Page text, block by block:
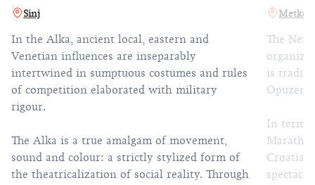
Sinj
In the Alka, ancient local, eastern and
Venetian influences are inseparably
intertwined in sumptuous costumes and rules
of competition elaborated with military
rigour.
The Alka is a true amalgam of movement,
sound and colour: a strictly stylized form of
the theatricalization of social reality. Through
The
is
Opuzen-
In terms
Croatia,